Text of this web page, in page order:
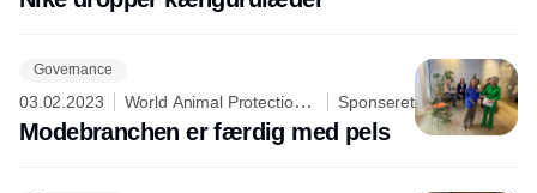
Governance
03.02.2023
World Animal Protection
Danmark
Sponseret
Modebranchen er færdig med pels